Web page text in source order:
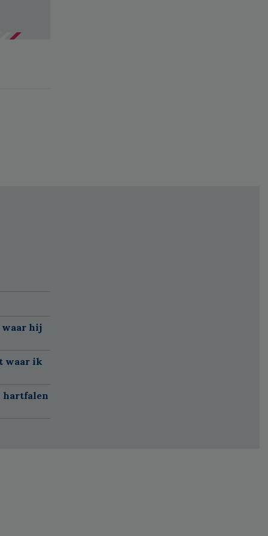
waar hij
waar ik
hartfalen